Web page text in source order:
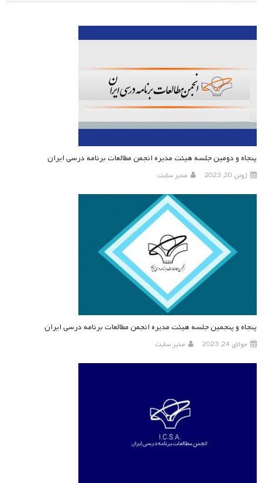
پنجاه و دومین جلسه هیئت مدیره انجمن مطالعات برنامه درسی ایران
ژوئن 20, 2023 مدیر سایت
پنجاه و پنجمین جلسه هیئت مدیره انجمن مطالعات برنامه درسی ایران
جولای 24, 2023 مدیر سایت